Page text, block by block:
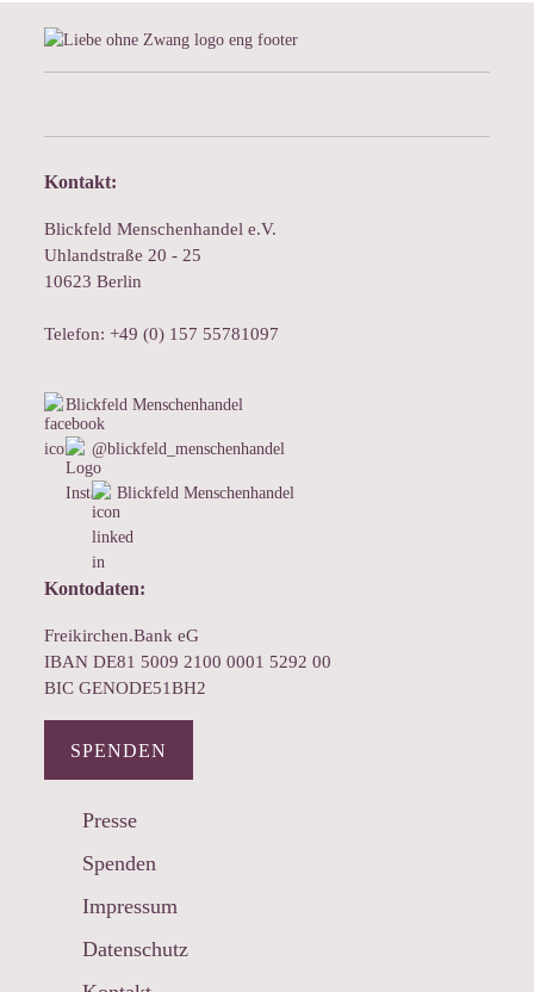
Kontakt:
Blickfeld Menschenhandel e.V.
Uhlandstraße 20 - 25
10623 Berlin
Telefon: +49 (0) 157 55781097
Blickfeld Menschenhandel
@blickfeld_menschenhandel
Blickfeld Menschenhandel
Kontodaten:
Freikirchen.Bank eG
IBAN DE81 5009 2100 0001 5292 00
BIC GENODE51BH2
SPENDEN
Presse
Spenden
Impressum
Datenschutz